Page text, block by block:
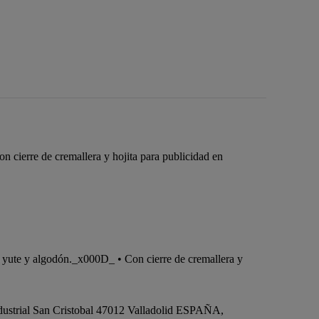
cierre de cremallera y hojita para publicidad en
y algodón._x000D_ • Con cierre de cremallera y
San Cristobal 47012 Valladolid ESPAÑA,